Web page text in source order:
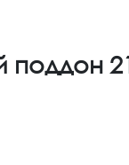
поддон